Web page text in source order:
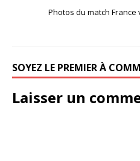
Photos du match France
SOYEZ LE PREMIER À
Laisser un